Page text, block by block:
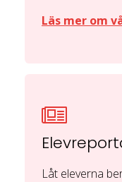
Läs mer om
Låt eleverna